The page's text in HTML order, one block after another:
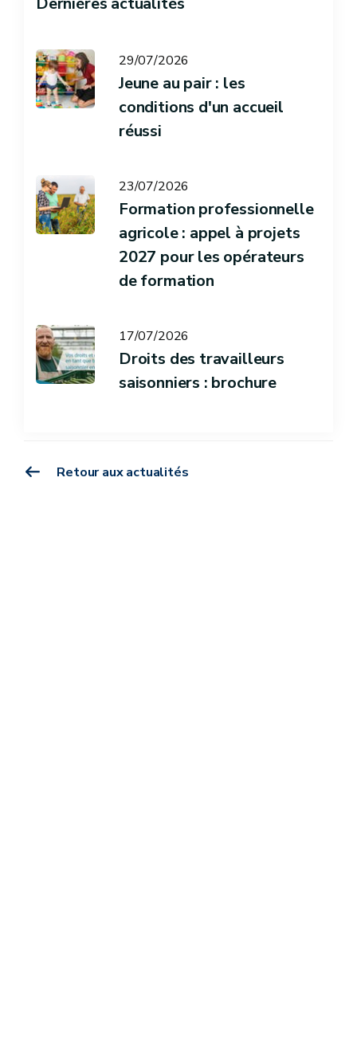
Retour aux actualités
29/07/2026
Jeune au pair : les
conditions d'un accueil
réussi
23/07/2026
Formation professionnelle
agricole : appel à projets
2027 pour les opérateurs
de formation
17/07/2026
Droits des travailleurs
saisonniers : brochure